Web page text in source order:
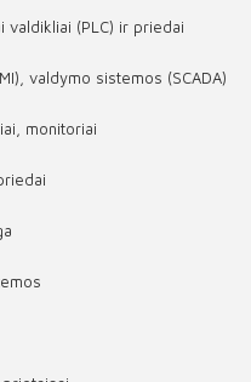
valdikliai (PLC) ir priedai
valdymo sistemos (SCADA)
monitoriai